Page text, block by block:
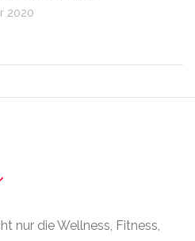
2020
nur die Wellness, Fitness,